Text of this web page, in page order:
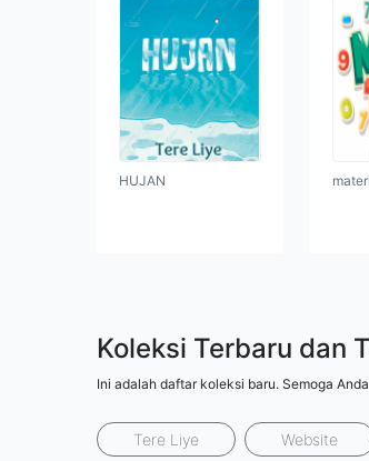
HUJAN
Koleksi Terbaru dan
Ini adalah daftar koleksi baru. Semoga
Tere Liye Website